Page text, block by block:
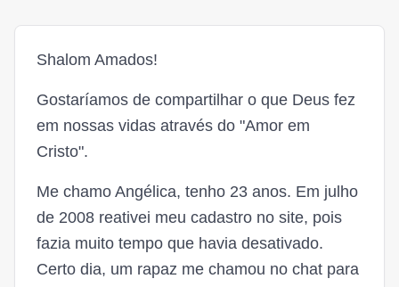
Shalom Amados!
Gostaríamos de compartilhar o que Deus fez
em nossas vidas através do "Amor em
Cristo".
Me chamo Angélica, tenho 23 anos. Em julho
de 2008 reativei meu cadastro no site, pois
fazia muito tempo que havia desativado.
Certo dia, um rapaz me chamou no chat para